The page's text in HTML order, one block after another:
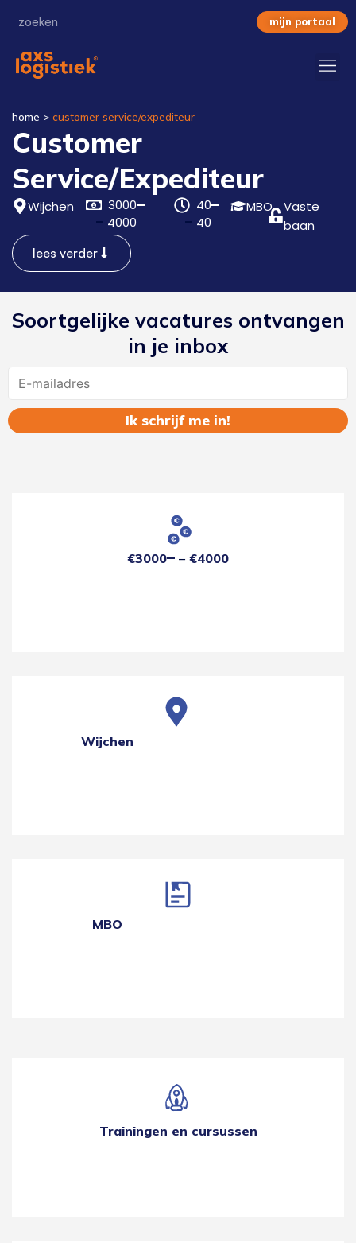
mijn portaal
home > customer service/expediteur
Customer
Service/Expediteur
Wijchen
3000
4000
40
40
MBO
Vaste
baan
lees verder
Soortgelijke vacatures ontvangen
in je inbox
€3000 €4000
Wijchen
MBO
Trainingen en cursussen